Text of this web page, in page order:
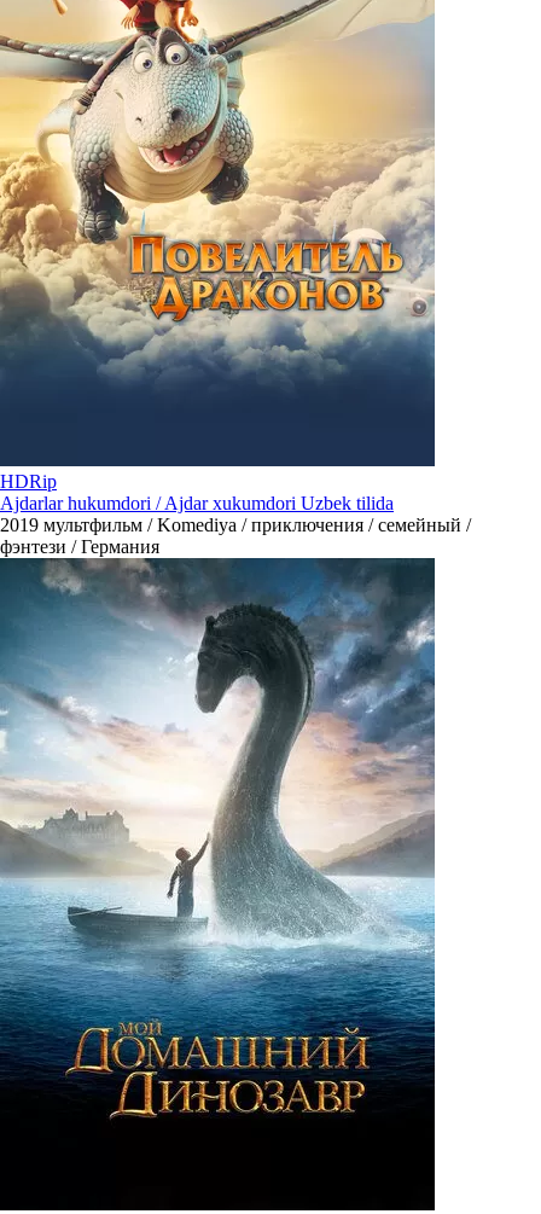
HDRip
Ajdarlar hukumdori / Ajdar xukumdori Uzbek tilida
2019 мультфильм / Komediya / приключения / семейный /
фэнтези / Германия